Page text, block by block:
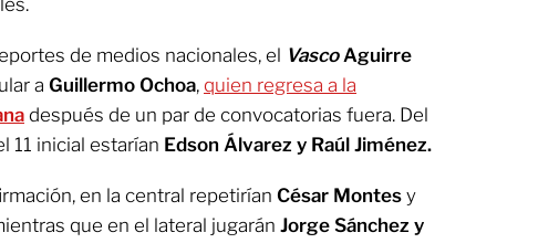
de medios nacionales, el VascoAguirre
a Guillermo Ochoa, quien regresa a la
después de un par de convocatorias fuera. Del
11 inicial estarían Edson Álvarez y Raúl Jiménez.
en la central repetirían César Montes y
que en el lateral jugarán Jorge Sánchez y